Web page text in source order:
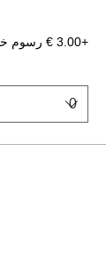
+‏3.00 € رسوم خدمة التذاكر